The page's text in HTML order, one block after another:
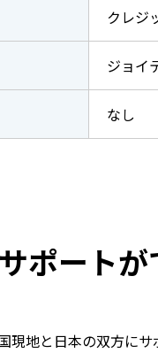
クレジ
ジョイ
なし
ポート
現地と日本の双方に